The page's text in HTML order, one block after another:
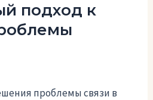
подход к
проблемы связи в